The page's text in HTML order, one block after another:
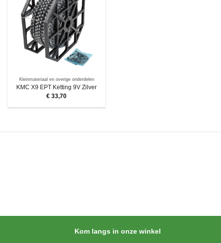
Kleinmateriaal en overige onderdelen
KMC X9 EPT Ketting 9V Zilver
€ 33,70
Kom langs in onze winkel